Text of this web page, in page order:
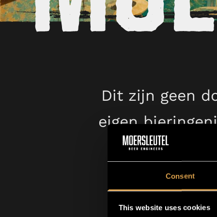
Consent
This website uses cookies
Dit zijn geen
eigen